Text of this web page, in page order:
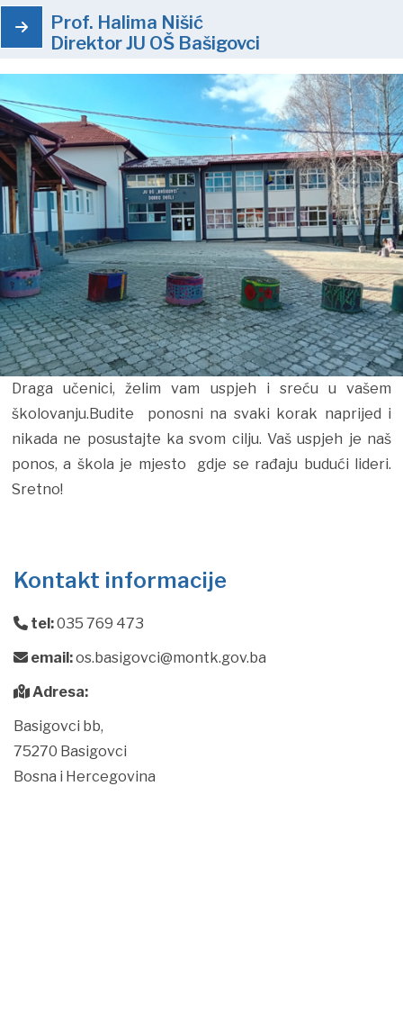
Prof. Halima Nišić
Direktor JU OŠ Bašigovci
Draga učenici, želim vam uspjeh i sreću u vašem
školovanju.Budite ponosni na svaki korak naprijed i
nikada ne posustajte ka svom cilju. Vaš uspjeh je naš
ponos, a škola je mjesto gdje se rađaju budući lideri.
Sretno!
Kontakt informacije
tel:035 769 473
email:os.basigovci@montk.gov.ba
Adresa:
Basigovci bb,
75270 Basigovci
Bosna i Hercegovina